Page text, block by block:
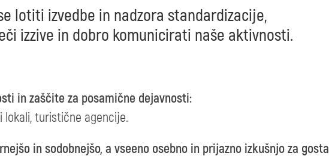
lotiti izvedbe in nadzora standardizacije,
izzive in dobro komunicirati naše aktivnosti.
in zaščite za posamične dejavnosti:
turistične agencije.
in sodobnejšo, a vseeno osebno in prijazno izkušnjo za gosta